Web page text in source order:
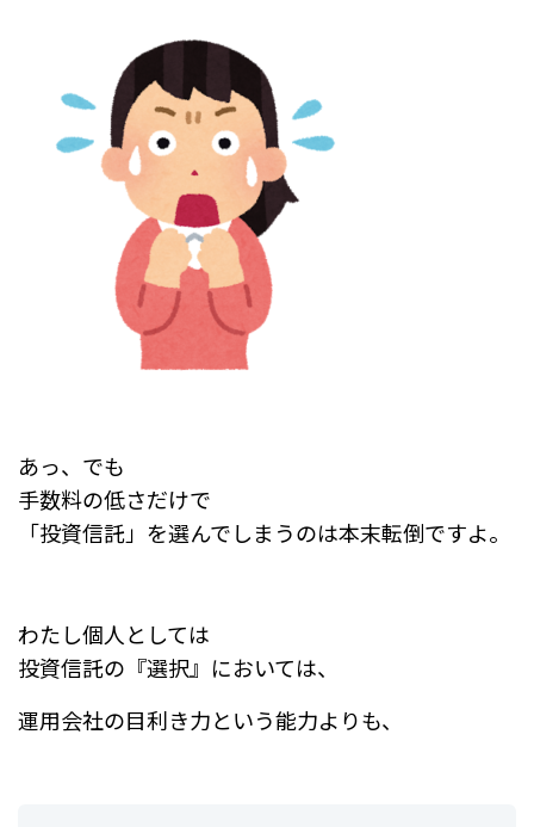
あっ、でも
手数料の低さだけで
「投資信託」を選んでしまうのは本末転倒ですよ。
わたし個人としては
投資信託の『選択』においては、
運用会社の目利き力という能力よりも、